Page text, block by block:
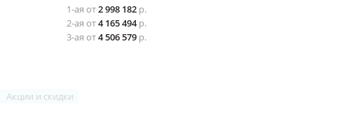
1-ая от2 998 182 р.
2-ая от4 165 494р.
3-ая от4 506 579 р.
Акции и скидки